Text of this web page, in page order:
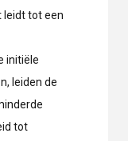
leidt tot een
initiële
leiden de
tot